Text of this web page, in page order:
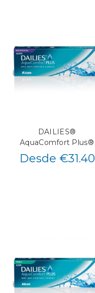
DAILIES®
AquaComfort Plus®
Desde €31.40